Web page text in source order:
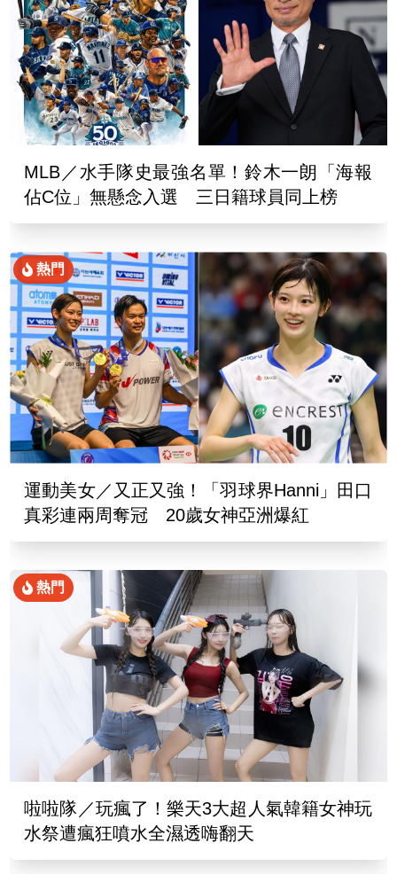
MLB／水手隊史最強名單！鈴木一朗「海報
佔C位」無懸念入選 三日籍球員同上榜
熱門
運動美女／又正又強！「羽球界Hanni」田口
真彩連兩周奪冠 20歲女神亞洲爆紅
熱門
啦啦隊／玩瘋了！樂天3大超人氣韓籍女神玩
水祭遭瘋狂噴水全濕透嗨翻天